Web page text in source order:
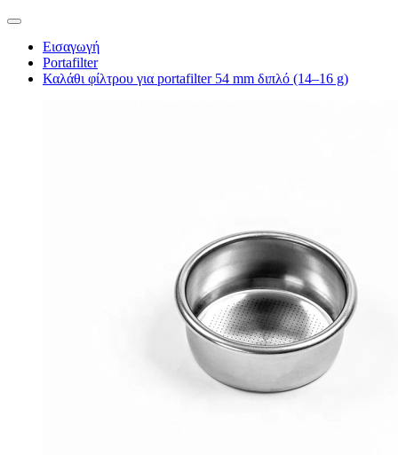
Εισαγωγή
Portafilter
Καλάθι φίλτρου για portafilter 54 mm διπλό (14–16 g)